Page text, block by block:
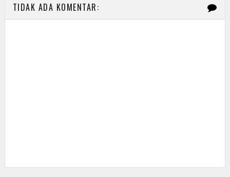
TIDAK ADA KOMENTAR: